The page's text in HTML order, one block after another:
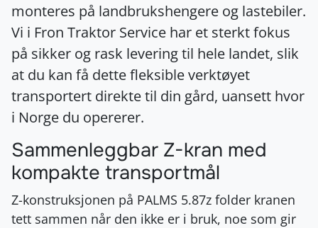
monteres på landbrukshengere og lastebiler.
Vi i Fron Traktor Service har et sterkt fokus
på sikker og rask levering til hele landet, slik
at du kan få dette fleksible verktøyet
transportert direkte til din gård, uansett hvor
i Norge du opererer.
Sammenleggbar Z-kran med
kompakte transportmål
Z-konstruksjonen på PALMS 5.87z folder kranen
tett sammen når den ikke er i bruk, noe som gir